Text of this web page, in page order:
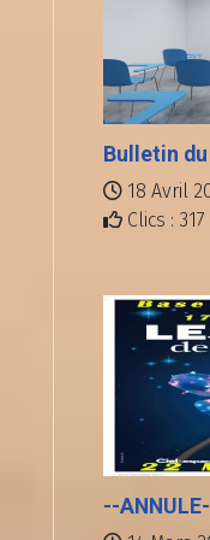
Bulletin
18 Avril
Clics : 317
--